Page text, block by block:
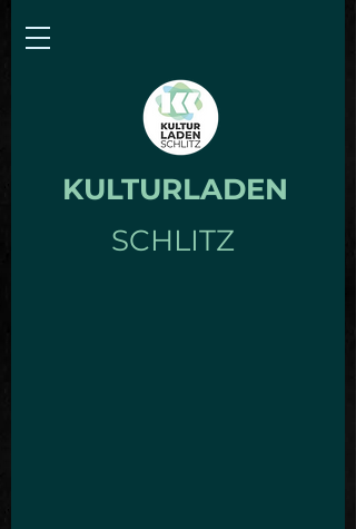
KULTURLADEN
SCHLITZ